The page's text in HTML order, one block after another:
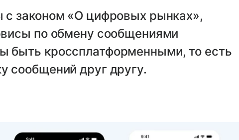
с законом «О цифровых рынках»,
по обмену сообщениями
кроссплатформенными, то есть
сообщений друг другу.